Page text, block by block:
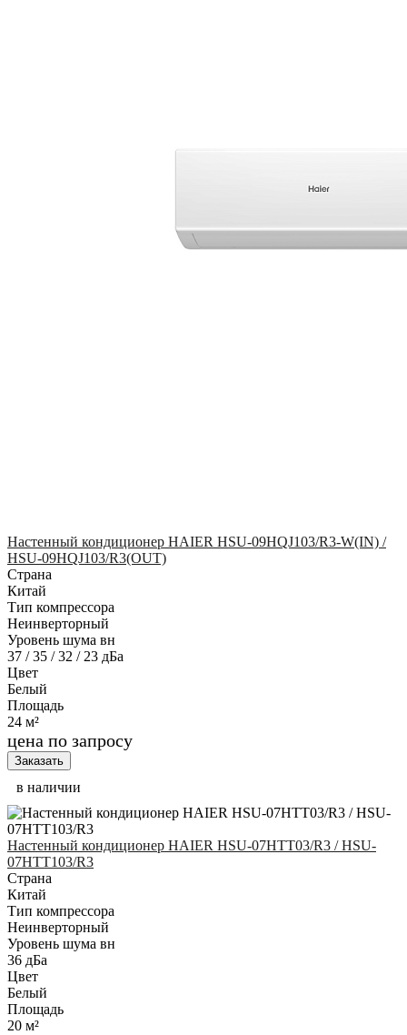
Настенный кондиционер HAIER HSU-09HQJ103/R3-W(IN) /
HSU-09HQJ103/R3(OUT)
Страна
Китай
Тип компрессора
Неинверторный
Уровень шума вн
37 / 35 / 32 / 23 дБа
Цвет
Белый
Площадь
24 м²
цена по запросу
Заказать
в наличии
Настенный кондиционер HAIER HSU-07HTT03/R3 / HSU-
07HTT103/R3
Страна
Китай
Тип компрессора
Неинверторный
Уровень шума вн
36 дБа
Цвет
Белый
Площадь
20 м²